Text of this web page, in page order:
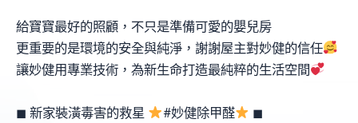
給寶寶最好的照顧，不只是準備可愛的嬰兒房
更重要的是環境的安全與純淨，謝謝屋主對妙健的信任
讓妙健用專業技術，為新生命打造最純粹的生活空間
◼ 新家裝潢毒害的救星 #妙健除甲醛
◼